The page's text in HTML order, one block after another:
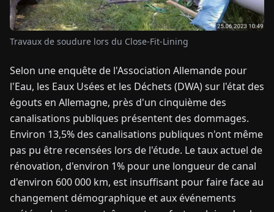
CONTACTEZ-
NOUS
Travaux de soudure lors du Close-Fit-Lining
Selon une enquête de l'Association Allemande pour
l'Eau, les Eaux Usées et les Déchets (DWA) sur l'état des
égouts en Allemagne, près d'un cinquième des
canalisations publiques présentent des dommages.
Environ 13,5% des canalisations publiques n'ont même
pas pu être recensées lors de l'étude. Le taux actuel de
rénovation, d'environ 1% pour une longueur de canal
d'environ 600 000 km, est insuffisant pour faire face au
changement démographique et aux événements